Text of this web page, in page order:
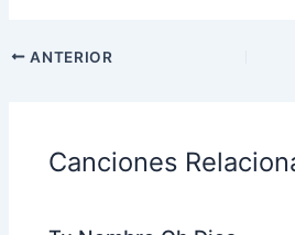
ANTERIOR
Canciones